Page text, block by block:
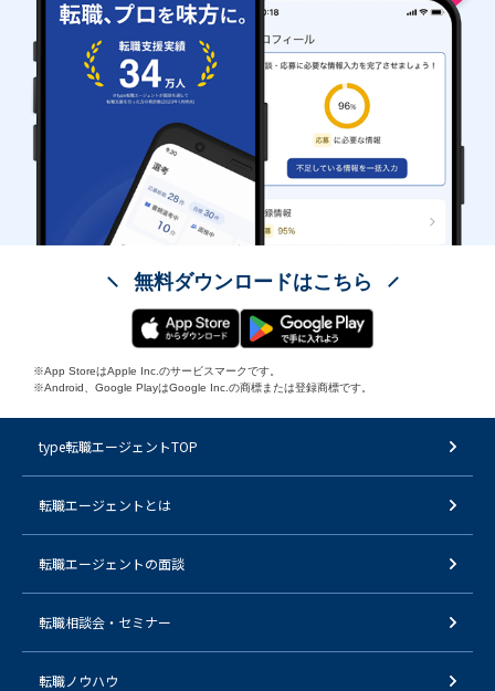
無料ダウンロードはこちら
※App StoreはApple Inc.のサービスマークです。
※Android、Google PlayはGoogle Inc.の商標または登録商標です。
type転職エージェントTOP
転職エージェントとは
転職エージェントの面談
転職相談会・セミナー
転職ノウハウ